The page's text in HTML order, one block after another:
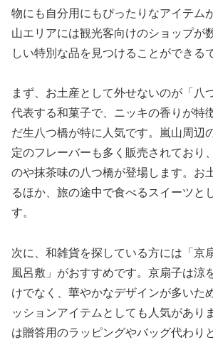
物にも自分用にもぴったりなアイテム
山エリアには観光客向けのショップが
しい特別な品を見つけることができる
まず、お土産として外せないのが「八
代表する和菓子で、ニッキの香りが特
だ生八つ橋が特に人気です。嵐山周辺
定のフレーバーも多く販売されており
のや抹茶味の八つ橋が登場します。お
るほか、旅の途中で食べるスイーツと
す。
次に、和雑貨を探している方には「京
風呂敷」がおすすめです。京扇子は涼
けでなく、華やかなデザインが多いた
ッションアイテムとしても人気があり
は贈答用のラッピングやバッグ代わり